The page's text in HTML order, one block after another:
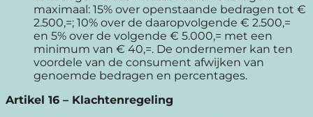
maximaal: 15% over openstaande bedragen tot €
2.500,=; 10% over de daaropvolgende € 2.500,=
en 5% over de volgende € 5.000,= met een
minimum van € 40,=. De ondernemer kan ten
voordele van de consument afwijken van
genoemde bedragen en percentages.
Artikel 16 – Klachtenregeling